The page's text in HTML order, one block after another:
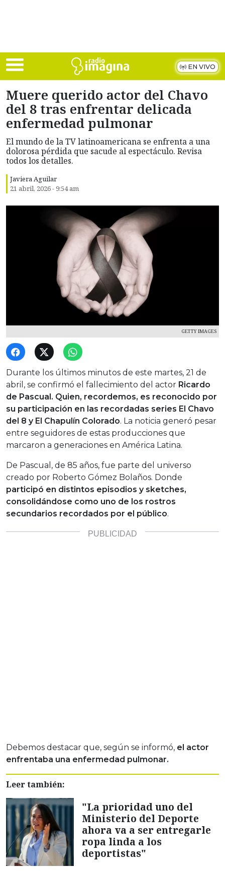
EN VIVO
Muere querido actor del Chavo
del 8 tras enfrentar delicada
enfermedad pulmonar
El mundo de la TV latinoamericana se enfrenta a una
dolorosa pérdida que sacude al espectáculo. Revisa
todos los detalles.
Javiera Aguilar
21 abril, 2026 - 9:54 am
GETTY IMAGES
Durante los últimos minutos de este martes, 21 de
abril, se confirmó el fallecimiento del actor Ricardo
de Pascual. Quien, recordemos, es reconocido por
su participación en las recordadas series El Chavo
del 8 y El Chapulín Colorado. La noticia generó pesar
entre seguidores de estas producciones que
marcaron a generaciones en América Latina.
De Pascual, de 85 años, fue parte del universo
creado por Roberto Gómez Bolaños. Donde
participó en distintos episodios y sketches,
consolidándose como uno de los rostros
secundarios recordados por el público.
Debemos destacar que, según se informó, el actor
enfrentaba una enfermedad pulmonar.
Leer también:
"La prioridad uno del
Ministerio del Deporte
ahora va a ser entregarle
ropa linda a los
deportistas"